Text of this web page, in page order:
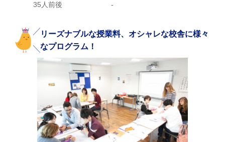
35人前後
-
リーズナブルな授業料、オシャレな校舎に様々
なプログラム！